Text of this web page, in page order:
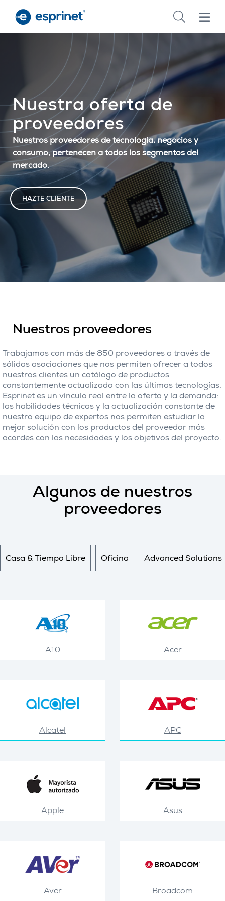
main
Nuestra oferta de
proveedores
Nuestros proveedores de tecnología, negocios y
consumo, pertenecen a todos los segmentos del
mercado.
HAZTE CLIENTE
Nuestros proveedores
Trabajamos con más de 850 proveedores a través de
sólidas asociaciones que nos permiten ofrecer a todos
nuestros clientes un catálogo de productos
constantemente actualizado con las últimas tecnologías.
Esprinet es un vínculo real entre la oferta y la demanda:
las habilidades técnicas y la actualización constante de
nuestro equipo de expertos nos permiten estudiar la
mejor solución con los productos del proveedor más
acordes con las necesidades y los objetivos del proyecto.
Algunos de nuestros
proveedores
Casa & Tiempo Libre Oficina Advanced Solutions
A10 Acer
Alcatel APC
Apple Asus
Aver Broadcom